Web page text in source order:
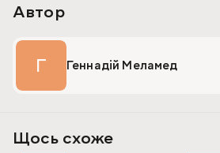
Автор
Г Геннадій Меламед
Щось схоже